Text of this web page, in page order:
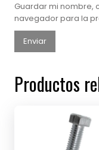
Guardar mi nombre,
navegador para la
Productos